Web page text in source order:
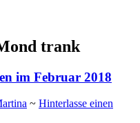
trank
im Februar 2018
~ Hinterlasse einen